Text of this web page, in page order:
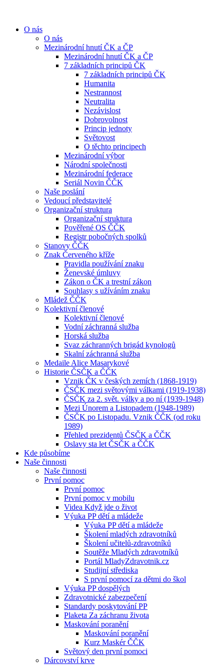
O nás
O nás
Mezinárodní hnutí ČK a ČP
Mezinárodní hnutí ČK a ČP
7 základních principů ČK
7 základních principů ČK
Humanita
Nestrannost
Neutralita
Nezávislost
Dobrovolnost
Princip jednoty
Světovost
O těchto principech
Mezinárodní výbor
Národní společnosti
Mezinárodní federace
Seriál Novin ČČK
Naše poslání
Vedoucí představitelé
Organizační struktura
Organizační struktura
Pověřené OS ČČK
Registr pobočných spolků
Stanovy ČČK
Znak Červeného kříže
Pravidla používání znaku
Ženevské úmluvy
Zákon o ČK a trestní zákon
Souhlasy s užíváním znaku
Mládež ČČK
Kolektivní členové
Kolektivní členové
Vodní záchranná služba
Horská služba
Svaz záchranných brigád kynologů
Skalní záchranná služba
Medaile Alice Masarykové
Historie ČSČK a ČČK
Vznik ČK v českých zemích (1868-1919)
ČSČK mezi světovými válkami (1919-1938)
ČSČK za 2. svět. války a po ní (1939-1948)
Mezi Únorem a Listopadem (1948-1989)
ČSČK po Listopadu. Vznik ČČK (od roku
1989)
Přehled prezidentů ČSČK a ČČK
Oslavy sta let ČSČK a ČČK
Kde působíme
Naše činnosti
Naše činnosti
První pomoc
První pomoc
První pomoc v mobilu
Videa Když jde o život
Výuka PP dětí a mládeže
Výuka PP dětí a mládeže
Školení mladých zdravotníků
Školení učitelů-zdravotníků
Soutěže Mladých zdravotníků
Portál MladyZdravotnik.cz
Studijní střediska
S první pomocí za dětmi do škol
Výuka PP dospělých
Zdravotnické zabezpečení
Standardy poskytování PP
Plaketa Za záchranu života
Maskování poranění
Maskování poranění
Kurz Maskér ČČK
Světový den první pomoci
Dárcovství krve